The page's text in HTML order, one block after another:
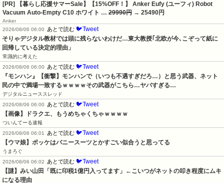
[PR] 【暮らし応援サマーSale】【15%OFF！】 Anker Eufy (ユーフィ) Robot
Vacuum Auto-Empty C10 ホワイト … 29990円 → 25490円
Anker
2026/08/06 06:00
あとで読む 🐦Tweet
そりゃデジタル教材では頭に残らないわけだ…東大教授｢北欧が今､こぞって紙に
回帰している決定的理由」
常識的に考えた
2026/08/06 06:00
あとで読む 🐦Tweet
『モンハン』【衝撃】モンハンで（いつも不遇すぎだろ…）と思う武器、ネット
民の中で満場一致するｗｗｗｗその武器がこちら…ヤバすぎる…
デジタルニューススレッド
2026/08/06 06:00
あとで読む 🐦Tweet
【画像】ドラクエ、もうめちゃくちゃｗｗｗｗ
ついんてーる速報
2026/08/06 06:01
あとで読む 🐦Tweet
【ウマ娘】ポッケはバニースーツとかすごい似合うと思ってる
うまろぐ
2026/08/06 06:02
あとで読む 🐦Tweet
【謎】みい山田「既に印税1億円入ってます」←こいつがネットの叩き程度にムキ
になる理由